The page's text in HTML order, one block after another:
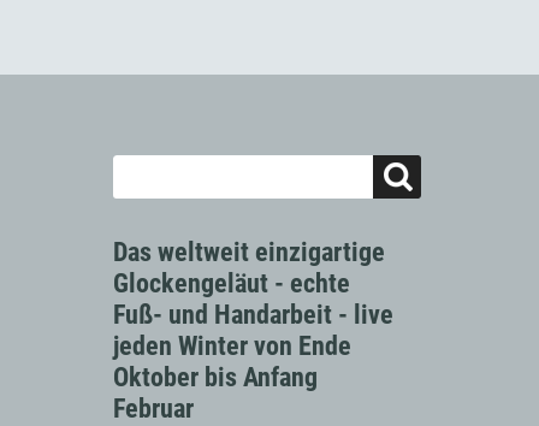
Das weltweit einzigartige
Glockengeläut - echte
Fuß- und Handarbeit - live
jeden Winter von Ende
Oktober bis Anfang
Februar